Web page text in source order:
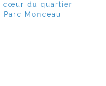
cœur du quartier
Parc Monceau